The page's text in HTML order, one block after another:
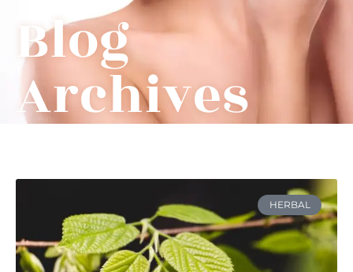
Blog
Archives
HERBAL